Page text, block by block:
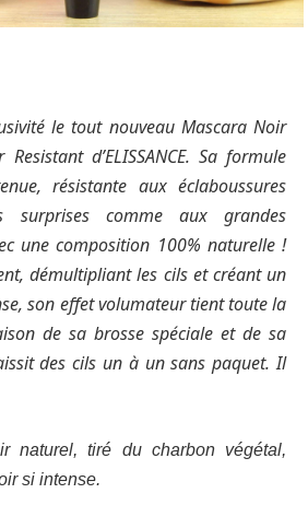
le tout nouveau Mascara Noir
d’ELISSANCE. Sa formule
résistante aux éclaboussures
surprises comme aux grandes
une composition 100% naturelle !
démultipliant les cils et créant un
son effet volumateur tient toute la
de sa brosse spéciale et de sa
des cils un à un sans paquet. Il
naturel, tiré du charbon végétal,
si intense.